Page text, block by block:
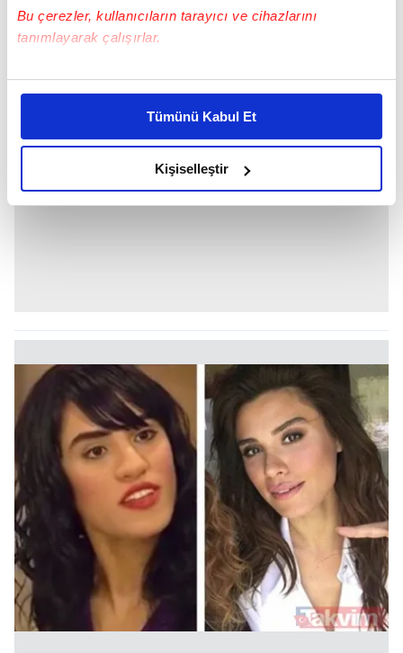
Bu çerezler, kullanıcıların tarayıcı ve cihazlarını
tanımlayarak çalışırlar.
Bu çerezlere izin vermeniz halinde sizlere özel
daha iyi reklam deneyimi yaşatabiliriz. Bunu yaparken
amacımızın size daha iyi bir reklam deneyimi sunmak
olduğunu ve sizlere en iyi içerikleri sunabilmek adına
elimizden gelen çabayı gösterdiğimizi ve bu noktada,
reklamların maliyetlerimizi karşılamak noktasında tek gelir
Sizlere daha iyi bir hizmet sunabilmek için İnternet
Sitemizde kendimize ve üçüncü kişilere ait çerezler
kullanılmaktadır. Bu çerezler vasıtasıyla çeşitli kişisel
verileriniz işlenmekte olup gerekli olan çerezler bilgi
toplumu hizmetlerinin sunulması amacıyla
kullanılmaktadır. Diğer çerezler, sitemizin daha işlevsel
kılınması ve kişiselleştirilmesi ve sizlere yönelik
reklam/pazarlama faaliyetlerinin yapılması, amaçlarıyla
sınırlı olarak açık rızanız dahilinde kullanılacaktır.
Çerezlere ilişkin tercihlerinizi aşağıda yer alan panel
vasıtasıyla belirleyebilirsiniz. Çerezlere ilişkin detaylı bilgi
için Ayarlar butonuna tıklayabilir,Çerez Bilgilendirme
Tümünü Kabul Et
Kişiselleştir